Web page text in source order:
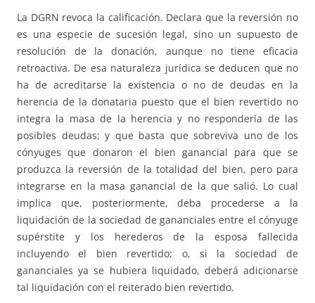
La DGRN revoca la calificación. Declara que la reversión no
es una especie de sucesión legal, sino un supuesto de
resolución de la donación, aunque no tiene eficacia
retroactiva. De esa naturaleza jurídica se deducen que no
ha de acreditarse la existencia o no de deudas en la
herencia de la donataria puesto que el bien revertido no
integra la masa de la herencia y no respondería de las
posibles deudas; y que basta que sobreviva uno de los
cónyuges que donaron el bien ganancial para que se
produzca la reversión de la totalidad del bien, pero para
integrarse en la masa ganancial de la que salió. Lo cual
implica que, posteriormente, deba procederse a la
liquidación de la sociedad de gananciales entre el cónyuge
supérstite y los herederos de la esposa fallecida
incluyendo el bien revertido; o, si la sociedad de
gananciales ya se hubiera liquidado, deberá adicionarse
tal liquidación con el reiterado bien revertido.